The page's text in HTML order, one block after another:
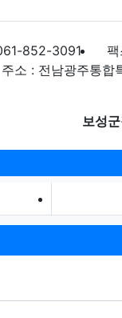
852-3091
주소 : 전남광주통합
보성